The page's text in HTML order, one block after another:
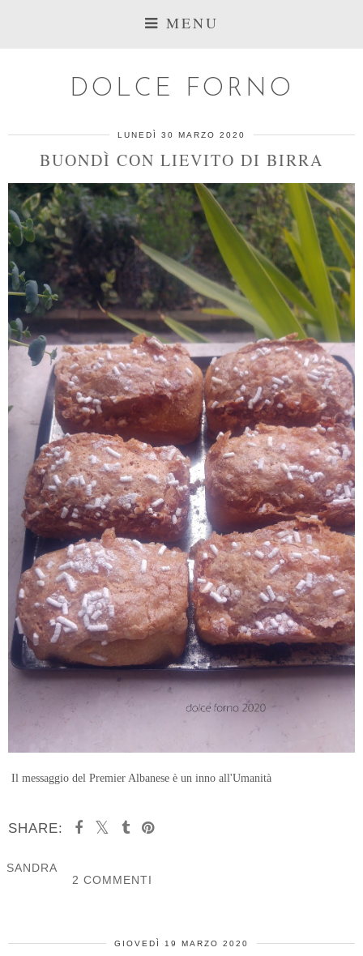
MENU
DOLCE FORNO
LUNEDÌ 30 MARZO 2020
BUONDÌ CON LIEVITO DI BIRRA
Il messaggio del Premier Albanese è un inno all'Umanità
SHARE:
SANDRA
2 COMMENTI
GIOVEDÌ 19 MARZO 2020